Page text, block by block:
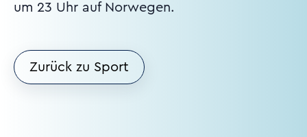
um 23 Uhr auf Norwegen.
Zurück zu Sport